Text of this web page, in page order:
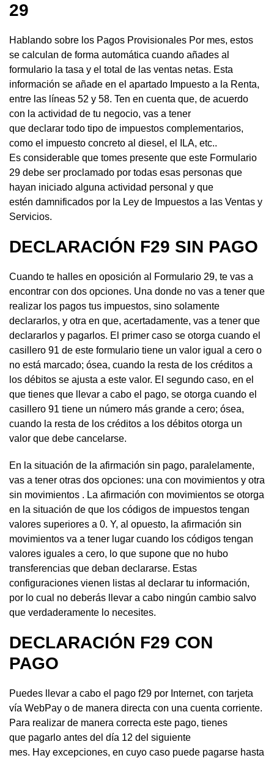
29
Hablando sobre los Pagos Provisionales Por mes, estos
se calculan de forma automática cuando añades al
formulario la tasa y el total de las ventas netas. Esta
información se añade en el apartado Impuesto a la Renta,
entre las líneas 52 y 58. Ten en cuenta que, de acuerdo
con la actividad de tu negocio, vas a tener
que declarar todo tipo de impuestos complementarios,
como el impuesto concreto al diesel, el ILA, etc..
Es considerable que tomes presente que este Formulario
29 debe ser proclamado por todas esas personas que
hayan iniciado alguna actividad personal y que
estén damnificados por la Ley de Impuestos a las Ventas y
Servicios.
DECLARACIÓN F29 SIN PAGO
Cuando te halles en oposición al Formulario 29, te vas a
encontrar con dos opciones. Una donde no vas a tener que
realizar los pagos tus impuestos, sino solamente
declararlos, y otra en que, acertadamente, vas a tener que
declararlos y pagarlos. El primer caso se otorga cuando el
casillero 91 de este formulario tiene un valor igual a cero o
no está marcado; ósea, cuando la resta de los créditos a
los débitos se ajusta a este valor. El segundo caso, en el
que tienes que llevar a cabo el pago, se otorga cuando el
casillero 91 tiene un número más grande a cero; ósea,
cuando la resta de los créditos a los débitos otorga un
valor que debe cancelarse.
En la situación de la afirmación sin pago, paralelamente,
vas a tener otras dos opciones: una con movimientos y otra
sin movimientos . La afirmación con movimientos se otorga
en la situación de que los códigos de impuestos tengan
valores superiores a 0. Y, al opuesto, la afirmación sin
movimientos va a tener lugar cuando los códigos tengan
valores iguales a cero, lo que supone que no hubo
transferencias que deban declararse. Estas
configuraciones vienen listas al declarar tu información,
por lo cual no deberás llevar a cabo ningún cambio salvo
que verdaderamente lo necesites.
DECLARACIÓN F29 CON
PAGO
Puedes llevar a cabo el pago f29 por Internet, con tarjeta
vía WebPay o de manera directa con una cuenta corriente.
Para realizar de manera correcta este pago, tienes
que pagarlo antes del día 12 del siguiente
mes. Hay excepciones, en cuyo caso puede pagarse hasta